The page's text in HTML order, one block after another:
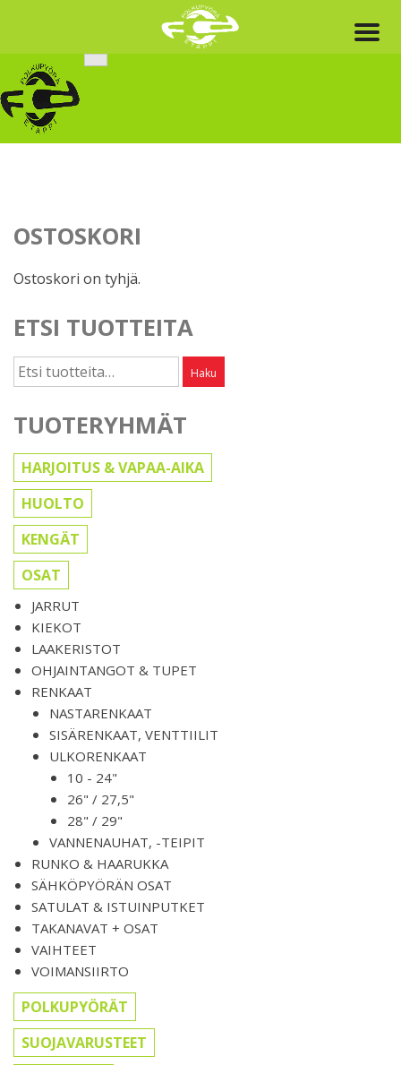
content
OSTOSKORI
Ostoskori on tyhjä.
ETSI TUOTTEITA
Etsi: Haku
TUOTERYHMÄT
HARJOITUS & VAPAA-AIKA
HUOLTO
KENGÄT
OSAT
JARRUT
KIEKOT
LAAKERISTOT
OHJAINTANGOT & TUPET
RENKAAT
NASTARENKAAT
SISÄRENKAAT, VENTTIILIT
ULKORENKAAT
10 - 24"
26" / 27,5"
28" / 29"
VANNENAUHAT, -TEIPIT
RUNKO & HAARUKKA
SÄHKÖPYÖRÄN OSAT
SATULAT & ISTUINPUTKET
TAKANAVAT + OSAT
VAIHTEET
VOIMANSIIRTO
POLKUPYÖRÄT
SUOJAVARUSTEET